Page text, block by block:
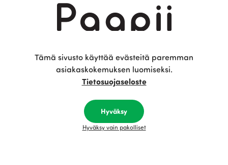
TRIKOOKASSI, sorbetti
TARJOTIN 35cm, Kirsikankukka
45.00 EUR
Tämä sivusto käyttää evästeitä paremman
asiakaskokemuksen luomiseksi.
Tietosuojaseloste
Hyväksy
Hyväksy vain pakolliset